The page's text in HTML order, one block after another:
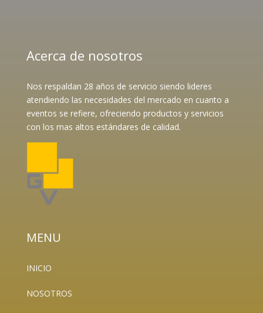
Acerca de nosotros
Nos respaldan 28 años de servicio siendo lideres
atendiendo las necesidades del mercado en cuanto a
eventos se refiere, ofreciendo productos y servicios
con los mas altos estándares de calidad.
MENU
INICIO
NOSOTROS